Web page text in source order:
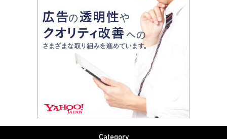
Category